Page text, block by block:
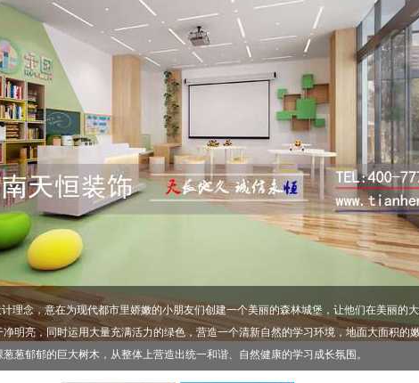
理念，意在为现代都市里娇嫩的小朋友们创建一个美丽的森林城堡，让他们在美丽的
明亮，同时运用大量充满活力的绿色，营造一个清新自然的学习环境，地面大面积的
葱郁郁的巨大树木，从整体上营造出统一和谐、自然健康的学习成长氛围。